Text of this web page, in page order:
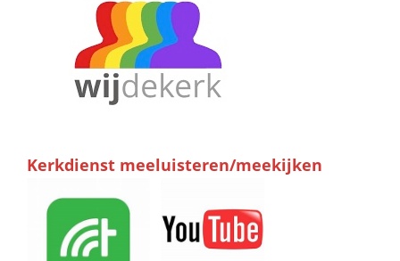
Kerkdienst meeluisteren/meekijken